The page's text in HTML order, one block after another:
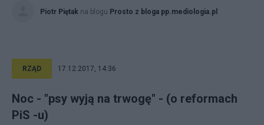
Piotr Piętak na blogu Prosto z bloga pp.mediologia.pl
RZĄD 17.12.2017, 14:36
Noc - "psy wyją na trwogę" - (o reformach
PiS -u)